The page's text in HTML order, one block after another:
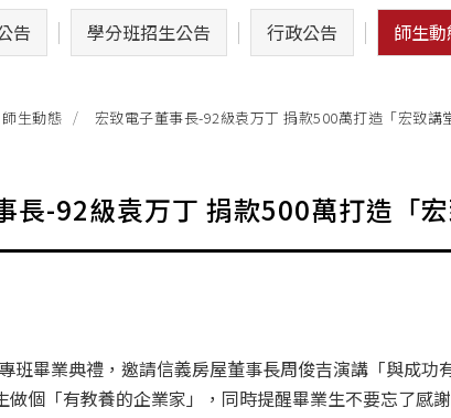
告 學分班招生公告 行政公告 師生動
師生動態 宏致電子董事長-92級袁万丁 捐款500萬打造「宏致講
長-92級袁万丁 捐款500萬打造「宏
班畢業典禮，邀請信義房屋董事長周俊吉演講「與成
個「有教養的企業家」，同時提醒畢業生不要忘了感